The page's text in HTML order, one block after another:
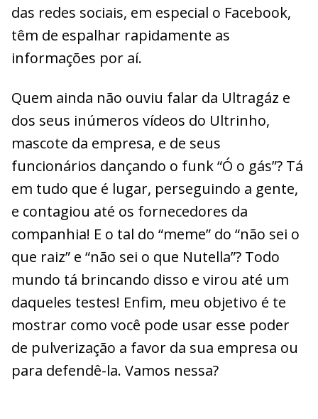
das redes sociais, em especial o Facebook,
têm de espalhar rapidamente as
informações por aí.
Quem ainda não ouviu falar da Ultragáz e
dos seus inúmeros vídeos do Ultrinho,
mascote da empresa, e de seus
funcionários dançando o funk “Ó o gás”? Tá
em tudo que é lugar, perseguindo a gente,
e contagiou até os fornecedores da
companhia! E o tal do “meme” do “não sei o
que raiz” e “não sei o que Nutella”? Todo
mundo tá brincando disso e virou até um
daqueles testes! Enfim, meu objetivo é te
mostrar como você pode usar esse poder
de pulverização a favor da sua empresa ou
para defendê-la. Vamos nessa?